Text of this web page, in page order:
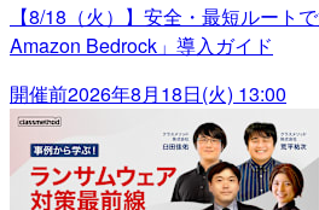
【8/18（火）】安全・最短ルート
Amazon Bedrock」導入ガイド
開催前2026年8月18日(火) 13:00